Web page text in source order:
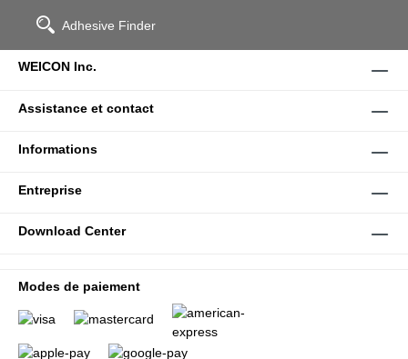
Adhesive Finder
WEICON Inc.
Assistance et contact
Informations
Entreprise
Download Center
Modes de paiement